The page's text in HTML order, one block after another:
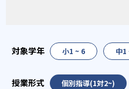
小1 ~ 6 中1
個別指導(1対2~)